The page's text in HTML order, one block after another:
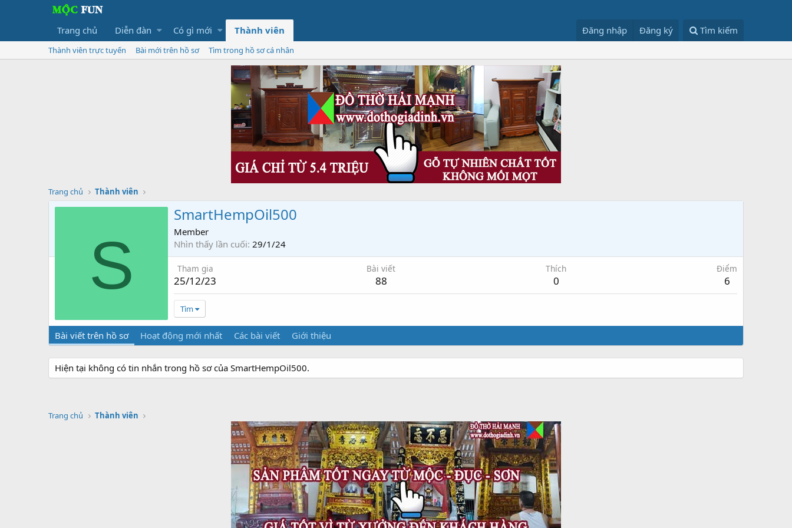
Trang chủ Diễn đàn Có gì mới Thành viên Đăng nhập Đăng ký Tìm kiếm
Thành viên trực tuyến Bài mới trên hồ sơ Tìm trong hồ sơ cá nhân
Trang chủ Thành viên
S
SmartHempOil500
Member
Nhìn thấy lần cuối 29/1/24
Tham gia
25/12/23
Bài viết
88
Thích
0
Điểm
6
Tìm
Bài viết trên hồ sơ Hoạt động mới nhất Các bài viết Giới thiệu
Hiện tại không có tin nhắn trong hồ sơ của SmartHempOil500.
Trang chủ Thành viên